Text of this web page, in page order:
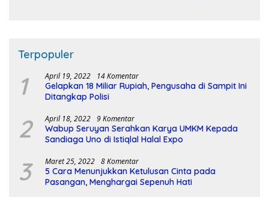
Terpopuler
1 April 19, 2022 14 Komentar
Gelapkan 18 Miliar Rupiah, Pengusaha di Sampit Ini
Ditangkap Polisi
2 April 18, 2022 9 Komentar
Wabup Seruyan Serahkan Karya UMKM Kepada
Sandiaga Uno di Istiqlal Halal Expo
3 Maret 25, 2022 8 Komentar
5 Cara Menunjukkan Ketulusan Cinta pada
Pasangan, Menghargai Sepenuh Hati